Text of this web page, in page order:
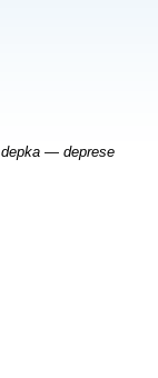
depka — deprese